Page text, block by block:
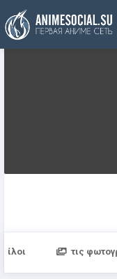
Χρηματοδότηση
Φίλοι τις